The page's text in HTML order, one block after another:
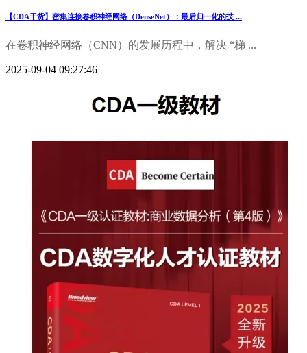
【CDA干货】密集连接卷积神经网络（DenseNet）：最后归一化的技 ...
在卷积神经网络（CNN）的发展历程中，解决 “梯 ...
2025-09-04 09:27:46